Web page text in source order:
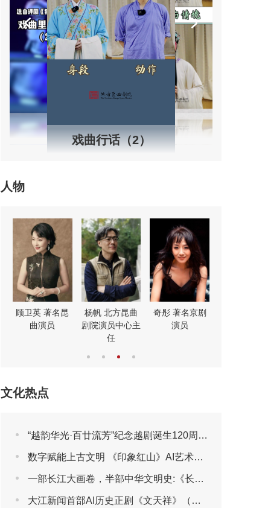
戏曲行话（2）
人物
舒桐 著名京剧
演员
魏春荣 著名昆
曲演员
文化热点
“越韵华光·百廿流芳”纪念越剧诞生120周年主题晚会圆满播出
数字赋能上古文明 《印象红山》AI艺术展将于2026年7月30日亮相第三届包头艺博会
一部长江大画卷，半部中华文明史:《长江文明大画卷》特刊全球首发
大江新闻首部AI历史正剧《文天祥》（第一集）